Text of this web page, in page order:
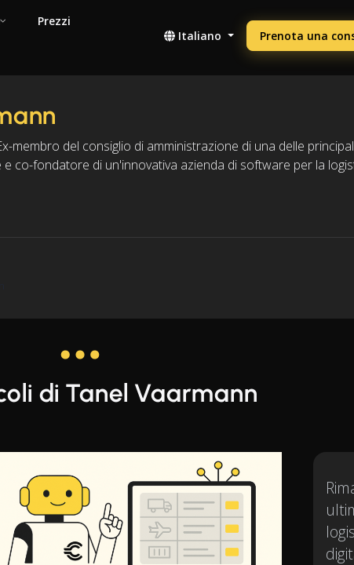
Prezzi
Italiano Prenota una
membro del consiglio di amministrazione di una delle
e co-fondatore di un'innovativa azienda di software per la
di Tanel Vaarmann